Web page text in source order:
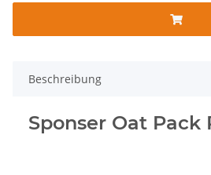
Beschreibung
Sponser Oat Pack